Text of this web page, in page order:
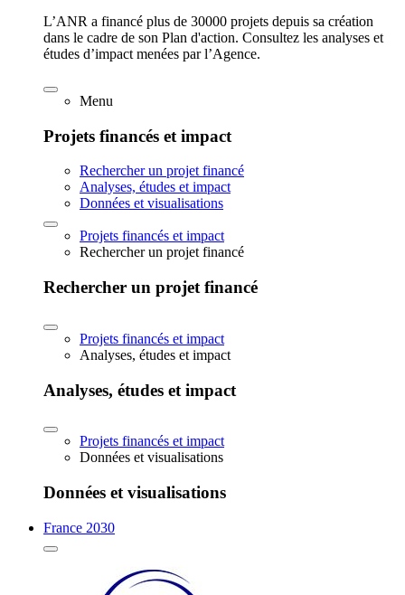
L’ANR a financé plus de 30000 projets depuis sa création
dans le cadre de son Plan d'action. Consultez les analyses et
études d’impact menées par l’Agence.
Menu
Projets financés et impact
Rechercher un projet financé
Analyses, études et impact
Données et visualisations
Projets financés et impact
Rechercher un projet financé
Rechercher un projet financé
Projets financés et impact
Analyses, études et impact
Analyses, études et impact
Projets financés et impact
Données et visualisations
Données et visualisations
France 2030